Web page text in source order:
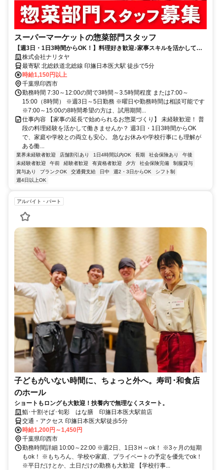
スーパーマーケットの惣菜部門スタッフ
【週3日・1日3時間からOK！】料理好き歓迎♪家事スキルを活かして楽
しく働きませんか？
株式会社ナリタヤ
最寄駅 北総鉄道北総線 印旛日本医大駅 徒歩で5分
時給1,150円以上
千葉県印西市
勤務時間 7:30～12:00の間で3時間～3.5時間程度 または7:00～
15:00（8時間） ※週3日～5日勤務 ※曜日や勤務時間は相談可能です
※7:00～15:00の8時間希望の方は、試用期間...
仕事内容 【家事の延長で始められるお惣菜づくり】 未経験歓迎！ 普
段の料理経験を活かして働きませんか？ 週3日・1日3時間からOK
で、家庭や学校との両立も安心。 急なお休みや学校行事にも理解が
ある働...
業界未経験者歓迎 店舗割引あり 1日4時間以内OK 長期 社会保険あり
午後
未経験者歓迎
午前 経験者歓迎 有資格者歓迎 夕方 社会保険完備
制服貸与
賞与あり
ブランクOK 交通費支給 日中 週2・3日からOK
シフト制
週4日以上OK
アルバイト・パート
子どもがいない時間に、ちょっと外へ。寿司･和食店
のホール
ショートもロングも大歓迎！扶養内で無理なくスタート。
鮨･十割そば･旬彩 はな膳 印旛日本医大駅前店
交通・アクセス 印旛日本医大駅徒歩5分
時給1,200円～1,450円
千葉県印西市
勤務時間詳細 10:00～22:00 ※週2日、1日3Ｈ～ok！ ※3ヶ月の短期
もok！ ※もちろん、学校や家庭、プライベートの予定を優先でok！
※平日だけとか、土日だけの勤務も大歓迎 【学校行事...